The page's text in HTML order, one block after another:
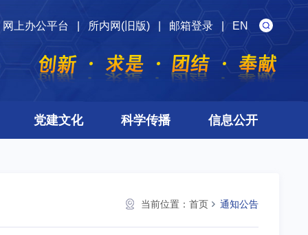
网上办公平台 所内网(旧版) 邮箱登录 |EN
党建文化 科学传播 信息公开
当前位置： 首页 通知公告